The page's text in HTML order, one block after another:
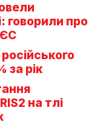
говорили про
за рік
на тлі